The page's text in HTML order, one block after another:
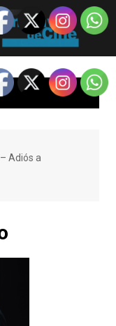
de Cine
de encuentro para los
– Adiós a